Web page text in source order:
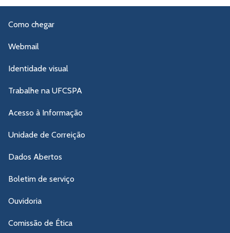
Como chegar
Webmail
Identidade visual
Trabalhe na UFCSPA
Acesso à Informação
Unidade de Correição
Dados Abertos
Boletim de serviço
Ouvidoria
Comissão de Ética